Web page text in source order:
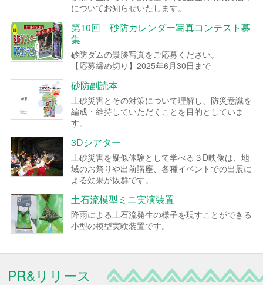
についてお知らせいたします。
第10回 砂防カレンダー写真コンテスト募
集
砂防ダムの景勝写真をご応募ください。
【応募締め切り】2025年6月30日まで
砂防副読本
土砂災害とその対策について理解し、防災意識を
編成・維持していただくことを目的としていま
す。
3Dシアター
土砂災害を疑似体験として学べる３D映像は、地
域のお祭りや出前講座、各種イベントでの出展に
よる効果が抜群です。
土石流模型ミニ実演装置
降雨による土石流発生の様子を現すことができる
小型の模型実験装置です。
PR&リリース